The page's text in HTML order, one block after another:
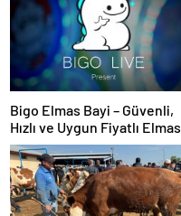
Bigo Elmas Bayi – Güvenli,
Hızlı ve Uygun Fiyatlı Elmas
Satın Almanın Yeni Adresi